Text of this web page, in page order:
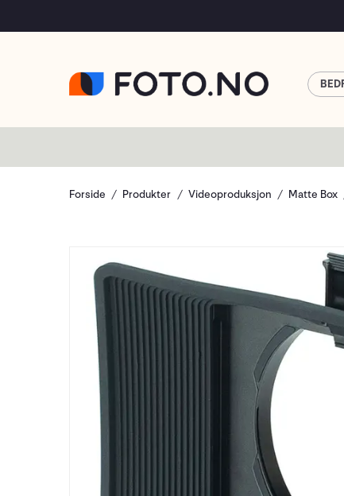
Forside Produkter Videoproduksjon Matte Box